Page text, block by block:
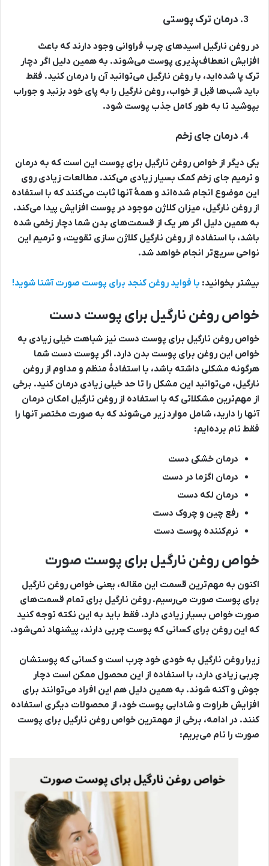
درمان ترک پوستی
در روغن نارگیل اسیدهای چرب فراوانی وجود دارند که باعث
افزایش انعطاف‌پذیری پوست می‌شوند. به همین دلیل اگر دچار
ترک پا شده‌اید، با روغن نارگیل می‌توانید آن را درمان کنید. فقط
باید شب‌ها قبل از خواب، روغن نارگیل را به پای خود بزنید و جوراب
بپوشید تا به طور کامل جذب پوست شود.
درمان جای زخم
یکی دیگر از خواص روغن نارگیل برای پوست این است که به درمان
و ترمیم جای زخم کمک بسیار زیادی می‌کند. مطالعات زیادی روی
این موضوع انجام شده‌اند و همۀ آنها ثابت می‌کنند که با استفاده
از روغن نارگیل، میزان کلاژن موجود در پوست افزایش پیدا می‌کند.
به همین دلیل اگر هر یک از قسمت‌های بدن شما دچار زخمی شده
باشد، با استفاده از روغن نارگیل کلاژن سازی تقویت، و ترمیم این
نواحی سریع‌تر انجام خواهد شد.
بیشتر بخوانید: با فواید روغن کنجد برای پوست صورت آشنا شوید!
خواص روغن نارگیل برای پوست دست
خواص روغن نارگیل برای پوست دست نیز شباهت خیلی زیادی به
خواص این روغن برای پوست بدن دارد. اگر پوست دست شما
هرگونه مشکلی داشته باشد، با استفادۀ منظم و مداوم از روغن
نارگیل، می‌توانید این مشکل را تا حد خیلی زیادی درمان کنید. برخی
از مهم‌ترین مشکلاتی که با استفاده از روغن نارگیل امکان درمان
آنها را دارید، شامل موارد زیر می‌شوند که به صورت مختصر آنها را
فقط نام برده‌ایم:
درمان خشکی دست
درمان اگزما در دست
درمان لکه دست
رفع چین و چروک دست
نرم‌کننده پوست دست
خواص روغن نارگیل برای پوست صورت
اکنون به مهم‌ترین قسمت این مقاله، یعنی خواص روغن نارگیل
برای پوست صورت می‌رسیم. روغن نارگیل برای تمام قسمت‌های
صورت خواص بسیار زیادی دارد. فقط باید به این نکته توجه کنید
که این روغن برای کسانی که پوست چربی دارند، پیشنهاد نمی‌شود.
زیرا روغن نارگیل به خودی خود چرب است و کسانی که پوستشان
چربی زیادی دارد، با استفاده از این محصول ممکن است دچار
جوش و آکنه شوند. به همین دلیل هم این افراد می‌توانند برای
افزایش طراوت و شادابی پوست خود، از محصولات دیگری استفاده
کنند. در ادامه، برخی از مهمترین خواص روغن نارگیل برای پوست
صورت را نام می‌بریم: